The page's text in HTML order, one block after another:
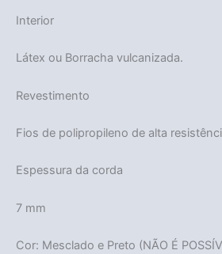
Interior
Látex ou Borracha vulcanizada.
Revestimento
Fios de polipropileno de alta
Espessura da corda
7 mm
Cor: Mesclado e Preto (NÃO É